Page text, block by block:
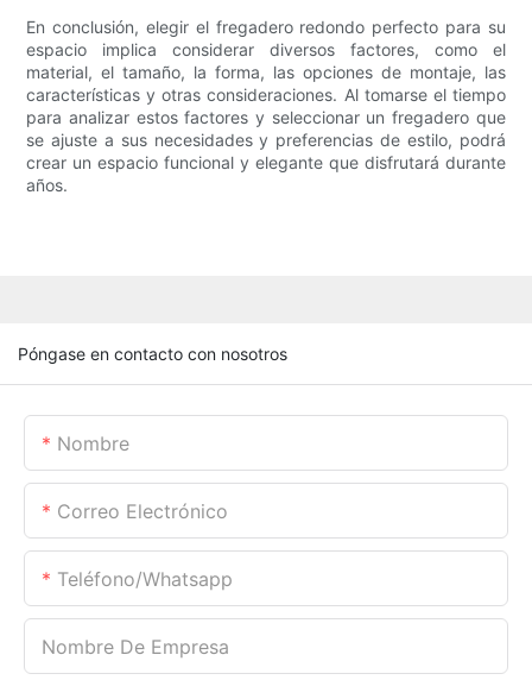
En conclusión, elegir el fregadero redondo perfecto para su
espacio implica considerar diversos factores, como el
material, el tamaño, la forma, las opciones de montaje, las
características y otras consideraciones. Al tomarse el tiempo
para analizar estos factores y seleccionar un fregadero que
se ajuste a sus necesidades y preferencias de estilo, podrá
crear un espacio funcional y elegante que disfrutará durante
años.
Póngase en contacto con nosotros
Nombre
Correo Electrónico
Teléfono/whatsapp
Nombre De Empresa